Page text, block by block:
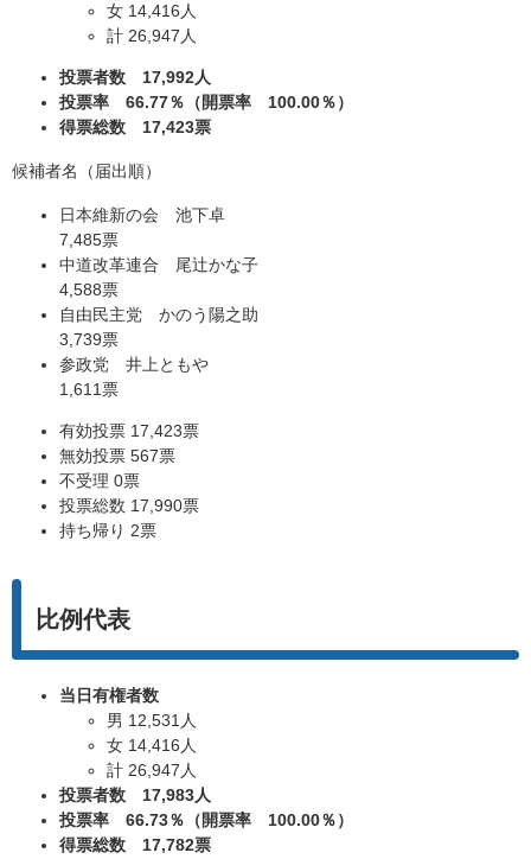
女 14,416人
計 26,947人
投票者数 17,992人
投票率 66.77％（開票率 100.00％）
得票総数 17,423票
候補者名（届出順）
日本維新の会 池下卓
7,485票
中道改革連合 尾辻かな子
4,588票
自由民主党 かのう陽之助
3,739票
参政党 井上ともや
1,611票
有効投票 17,423票
無効投票 567票
不受理 0票
投票総数 17,990票
持ち帰り 2票
比例代表
当日有権者数
男 12,531人
女 14,416人
計 26,947人
投票者数 17,983人
投票率 66.73％（開票率 100.00％）
得票総数 17,782票